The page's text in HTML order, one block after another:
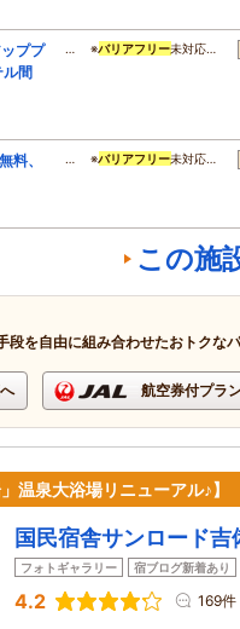
ププ
間
… ※バリアフリー未対応…
料、
… ※バリアフリー未対応…
この施
段を自由に組み合わせたおトクな
航空券付プラ
泉大浴場リニューアル♪】
国民宿舎サンロード吉
フォトギャラリー 宿ブログ新着あり
4.2 169件